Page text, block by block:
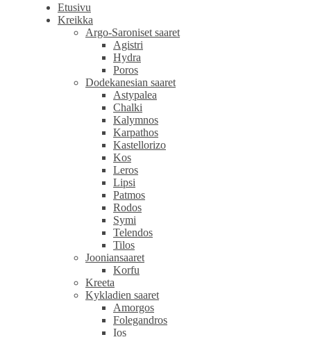
Etusivu
Kreikka
Argo-Saroniset saaret
Agistri
Hydra
Poros
Dodekanesian saaret
Astypalea
Chalki
Kalymnos
Karpathos
Kastellorizo
Kos
Leros
Lipsi
Patmos
Rodos
Symi
Telendos
Tilos
Jooniansaaret
Korfu
Kreeta
Kykladien saaret
Amorgos
Folegandros
Ios